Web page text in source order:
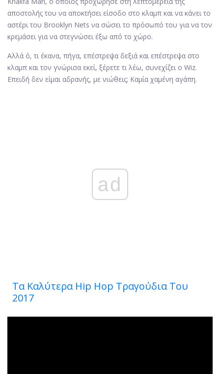
αποστολής του να αποκτήσει είσοδο στο κλαμπ και να κάνει το
αστέρι του Brooklyn Nets να σώσει το πρόσωπό του για να τον
κρεμάσει για να στεγνώσει έξω από το χώρο.
Αλλά ό, τι έκανα, πήγα, επέστρεψα δεξιά και επέστρεψα στο
κλαμπ και τον γνώρισα εκεί, ξέρετε τι λέω, συνεχίζει ο Wiz.
Επειδή δεν είμαι αδρανής, με νιώθεις; Καμία χαμένη αγάπη.
ad
Τα Καλύτερα Hip Hop Τραγούδια Του
2017